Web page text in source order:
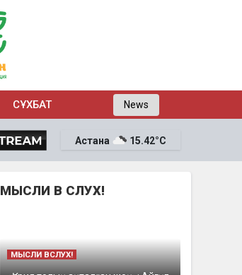
СҰХБАТ News
Астана 15.42°C
МЫСЛИ В СЛУХ!
МЫСЛИ ВСЛУХ!